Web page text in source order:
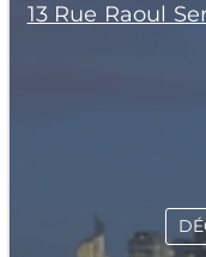
13 Rue Raoul